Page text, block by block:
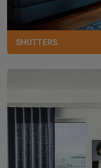
SHUTTERS